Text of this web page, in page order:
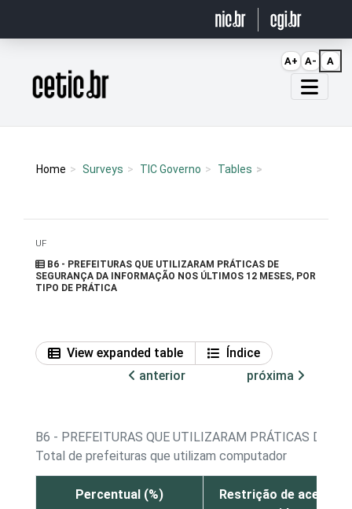
Página inicial
Home Surveys TIC Governo Tables
UF
B6 - PREFEITURAS QUE UTILIZARAM PRÁTICAS DE
SEGURANÇA DA INFORMAÇÃO NOS ÚLTIMOS 12 MESES, POR
TIPO DE PRÁTICA
View expanded table
Índice
anterior
próxima
B6 - PREFEITURAS QUE UTILIZARAM PRÁTICAS DE
Total de prefeituras que utilizam computador
Percentual (%)
Restrição de acesso
A+ A- A